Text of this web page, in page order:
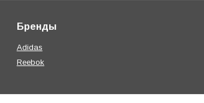
Бренды
Adidas
Reebok